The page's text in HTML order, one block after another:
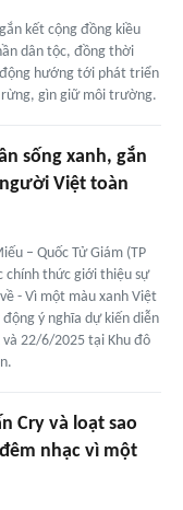
kết cộng đồng kiều
dân tộc, đồng thời
hướng tới phát triển
gìn giữ môi trường.
sống xanh, gắn
Việt toàn
– Quốc Tử Giám (TP
chính thức giới thiệu sự
- Vì một màu xanh Việt
ý nghĩa dự kiến diễn
22/6/2025 tại Khu đô
Cry và loạt sao
nhạc vì một